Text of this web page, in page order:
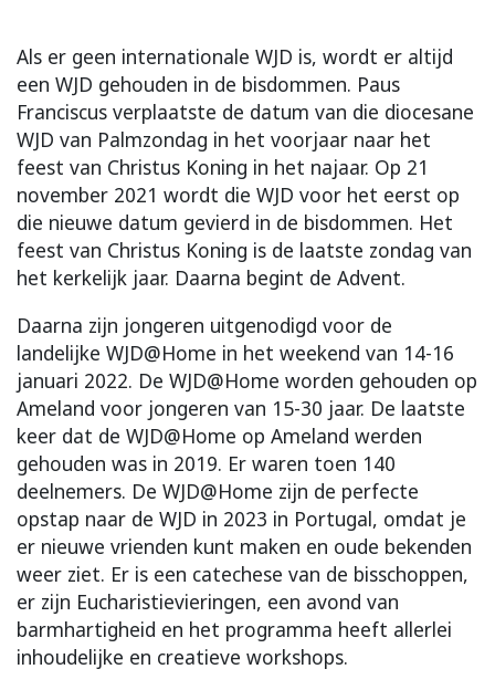
Als er geen internationale WJD is, wordt er altijd
een WJD gehouden in de bisdommen. Paus
Franciscus verplaatste de datum van die diocesane
WJD van Palmzondag in het voorjaar naar het
feest van Christus Koning in het najaar. Op 21
november 2021 wordt die WJD voor het eerst op
die nieuwe datum gevierd in de bisdommen. Het
feest van Christus Koning is de laatste zondag van
het kerkelijk jaar. Daarna begint de Advent.
Daarna zijn jongeren uitgenodigd voor de
landelijke WJD@Home in het weekend van 14-16
januari 2022. De WJD@Home worden gehouden op
Ameland voor jongeren van 15-30 jaar. De laatste
keer dat de WJD@Home op Ameland werden
gehouden was in 2019. Er waren toen 140
deelnemers. De WJD@Home zijn de perfecte
opstap naar de WJD in 2023 in Portugal, omdat je
er nieuwe vrienden kunt maken en oude bekenden
weer ziet. Er is een catechese van de bisschoppen,
er zijn Eucharistievieringen, een avond van
barmhartigheid en het programma heeft allerlei
inhoudelijke en creatieve workshops.